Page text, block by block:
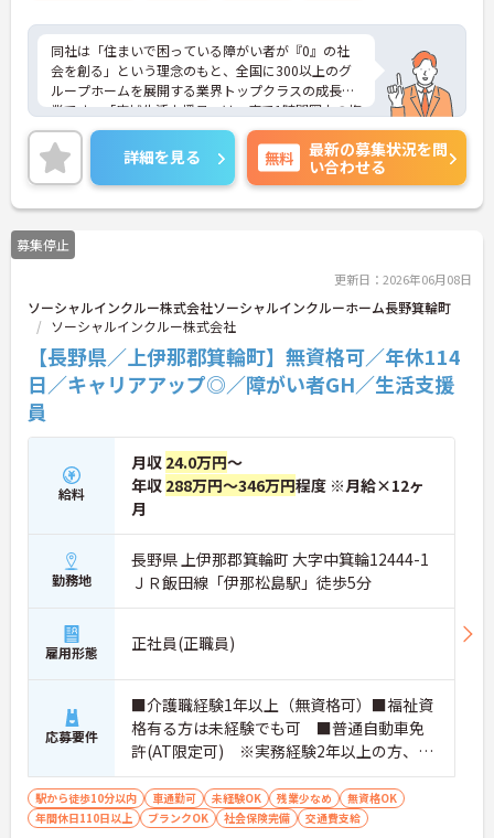
同社は「住まいで困っている障がい者が『0』の社
会を創る」という理念のもと、全国に300以上のグ
ループホームを展開する業界トップクラスの成長企
業です。「広域生活支援員」は、車で1時間圏内の複
数施設を横断的に担当し、現場支援とパートスタッ
フのサポートを行うハイクラスなポジションです。
最新設備とバリアフリーが完備され、スタッフの身
体的負担が少なく、広域手当5万円が付与されるこ
とで高い給与水準を実現しています。年間休日114
日の確保や、献立・レシピの完全標準化による業務
効率化など、ワークライフバランスを保ちながら定
います。複数施設を経験することで培われるマネジ
メント視点は、将来的なエリアマネージャーへのキ
ャリアアップにも直結しており、最新の環境で専門
性を発揮したいプロフェッショナルの方にお勧めで
す。
ームのパートスタッフの教育やサポートにも携わる
ことができ、現場の介助業務にとどまらず、施設運
営や人材育成の視点を養うことで、将来のエリアマ
ネージャー候補としてのステップアップに直結しま
があり、20代から60代まで幅広い年代が活躍してい
ます。年間休日も114日確保されているため、無理
なく長期的なキャリアを築いていただけます。
・全施設がバリアフリー設計かつ最新設備を備えて
おり、清潔感にあふれた美しい環境です。ハード面
に加え、ソフト面でも「献立の事前決定・レシピ完
備」により現場の負担が大幅に軽減されています。
ご利用者様の安全性はもちろん、働くスタッフにと
っても身体的負担が少なく、高いモチベーションを
保って業務に集中できます。
詳細を見る 無料
最新の募集状況を問
い合わせる
募集停止
更新日：2026年06月08日
ソーシャルインクルー株式会社ソーシャルインクルーホーム長野箕輪町
ソーシャルインクルー株式会社
【長野県／上伊那郡箕輪町】無資格可／年休114
日／キャリアアップ◎／障がい者GH／生活支援
員
給料
月収 24.0万円～
年収 288万円～346万円程度 ※月給×12ヶ
月
勤務地
長野県 上伊那郡箕輪町 大字中箕輪12444-1
ＪＲ飯田線「伊那松島駅」徒歩5分
雇用形態 正社員(正職員)
応募要件
■介護職経験1年以上（無資格可）■福祉資
格有る方は未経験でも可 ■普通自動車免
許(AT限定可) ※実務経験2年以上の方、障
がい者福祉に関する経験をお持ちの方大歓
迎
駅から徒歩10分以内 車通勤可 未経験OK 残業少なめ
無資格OK
年間休日110日以上
ブランクOK 社会保険完備 交通費支給